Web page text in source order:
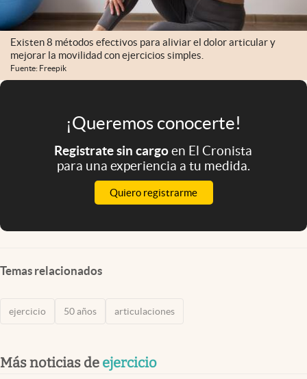
abre en nueva pestaña
Argentina
Existen 8 métodos efectivos para aliviar el dolor articular y
mejorar la movilidad con ejercicios simples.
Fuente: Freepik
¡Queremos conocerte!
Registrate sin cargoen El Cronista
para una experiencia a tu medida.
Quiero registrarme
Temas relacionados
ejercicio 50 años articulaciones
Más noticias de ejercicio